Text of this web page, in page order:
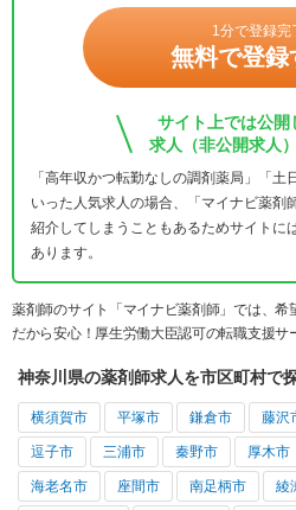
1分で登録完
無料で登録
サイト上では公開
求人（非公開求人
「高年収かつ転勤なしの調剤薬局」「土
いった人気求人の場合、「マイナビ薬剤
紹介してしまうこともあるためサイトに
あります。
薬剤師のサイト「マイナビ薬剤師」では、
だから安心！厚生労働大臣認可の転職支援サ
神奈川県の薬剤師求人を市区町村で
横須賀市 平塚市 鎌倉市 藤沢
逗子市 三浦市 秦野市 厚木市
海老名市 座間市 南足柄市 綾